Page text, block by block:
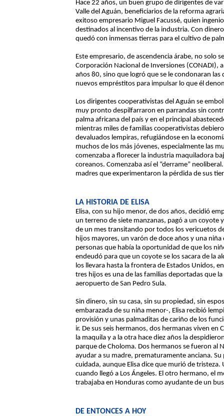
Hace 22 años, un buen grupo de dirigentes de
Valle del Aguán, beneficiarios de la reforma
exitoso empresario Miguel Facussé, quien
destinados al incentivo de la industria. Con
quedó con inmensas tierras para el cultivo de
Este empresario, de ascendencia árabe, no solo
Corporación Nacional de Inversiones (CONADI),
años 80, sino que logró que se le condonaran
nuevos empréstitos para impulsar lo que él
Los dirigentes cooperativistas del Aguán se
muy pronto despilfarraron en parrandas sin
palma africana del país y en el principal
mientras miles de familias cooperativistas
devaluados lempiras, refugiándose en la
muchos de los más jóvenes, especialmente las
comenzaba a florecer la industria maquiladora
coreanos. Comenzaba así el “derrame”
madres que experimentaron la pérdida de sus
LA HISTORIA DE ELISA
Elisa, con su hijo menor, de dos años, decidió
un terreno de siete manzanas, pagó a un coyote
de un mes transitando por todos los vericuetos
hijos mayores, un varón de doce años y una
personas que había la oportunidad de que los
endeudó para que un coyote se los sacara de la
los llevara hasta la frontera de Estados Unidos,
tres hijos es una de las familias deportadas que
aeropuerto de San Pedro Sula.
Sin dinero, sin su casa, sin su propiedad, sin
embarazada de su niña menor-, Elisa recibió
provisión y unas palmaditas de cariño de los
ir. De sus seis hermanos, dos hermanas viven en
la maquila y a la otra hace diez años la
parque de Choloma. Dos hermanos se fueron al
ayudar a su madre, prematuramente anciana.
cuidada, aunque Elisa dice que murió de
cuando llegó a Los Ángeles. El otro hermano, el
trabajaba en Honduras como ayudante de un bus
DE ENTONCES A HOY